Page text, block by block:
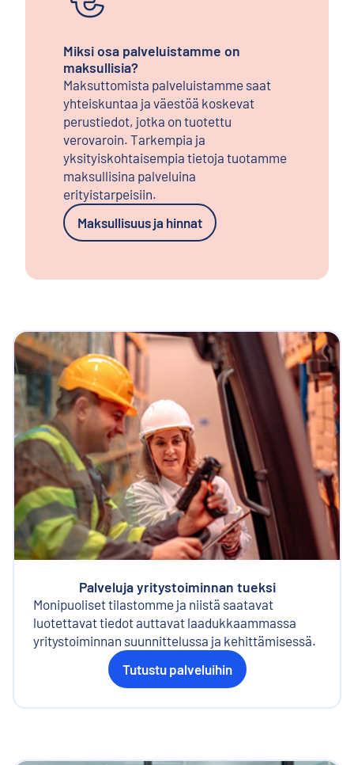
Miksi osa palveluistamme on
maksullisia?
Maksuttomista palveluistamme saat
yhteiskuntaa ja väestöä koskevat
perustiedot, jotka on tuotettu
verovaroin. Tarkempia ja
yksityiskohtaisempia tietoja tuotamme
maksullisina palveluina
erityistarpeisiin.
Maksullisuus ja hinnat
Palveluja yritystoiminnan tueksi
Monipuoliset tilastomme ja niistä saatavat
luotettavat tiedot auttavat laadukkaammassa
yritystoiminnan suunnittelussa ja kehittämisessä.
Tutustu palveluihin